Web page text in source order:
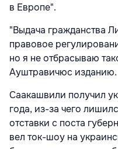
в Европе".
"Выдача гражданства
правовое
но я не отбрасываю
Ауштравичюс изданию.
Саакашвили получил
года, из-за чего
отставки с поста
вел ток-шоу на